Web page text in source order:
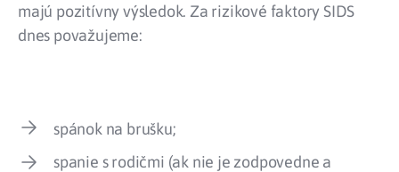
majú pozitívny výsledok. Za rizikové faktory SIDS
dnes považujeme:
spánok na brušku;
spanie s rodičmi (ak nie je zodpovedne a